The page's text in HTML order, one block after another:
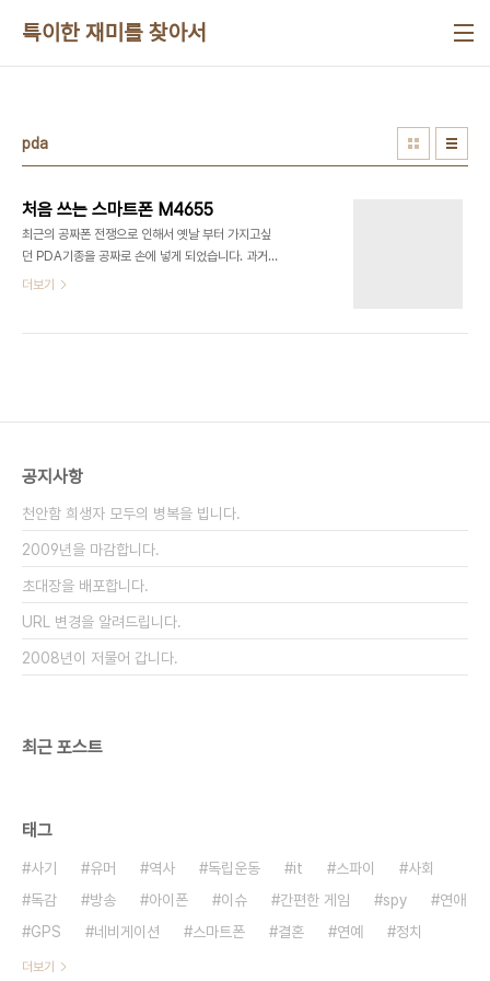
특이한 재미를 찾아서
pda
처음 쓰는 스마트폰 M4655
최근의 공짜폰 전쟁으로 인해서 옛날 부터 가지고싶
던 PDA기종을 공짜로 손에 넣게 되었습니다. 과거
컴팩 컬러 PDA를 보면서 침만 삼켰던 경험에 비교
을 수 있는 이 폰이 축복과 같다고 하겠습니다. 최고
폰이라고 칭했지만 실상은 키패드가 없기 때문에
PPC..
더보기
공지사항
천안함 희생자 모두의 병복을 빕니다.
2009년을 마감합니다.
초대장을 배포합니다.
URL 변경을 알려드립니다.
2008년이 저물어 갑니다.
최근 포스트
태그
사기 유머 역사 독립운동 it 스파이
사회
독감
방송 아이폰 이슈 간편한 게임 spy
연애
GPS
네비게이션 스마트폰 결혼 연예 정치
더보기